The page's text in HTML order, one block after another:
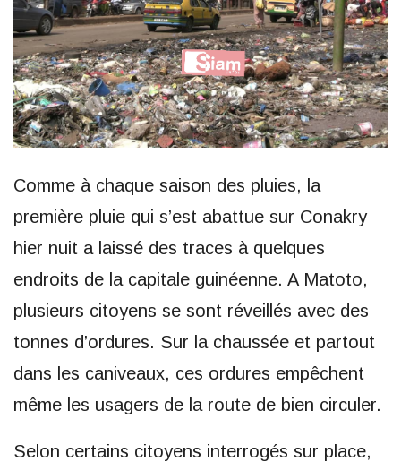
Comme à chaque saison des pluies, la
première pluie qui s’est abattue sur Conakry
hier nuit a laissé des traces à quelques
endroits de la capitale guinéenne. A Matoto,
plusieurs citoyens se sont réveillés avec des
tonnes d’ordures. Sur la chaussée et partout
dans les caniveaux, ces ordures empêchent
même les usagers de la route de bien circuler.
Selon certains citoyens interrogés sur place,